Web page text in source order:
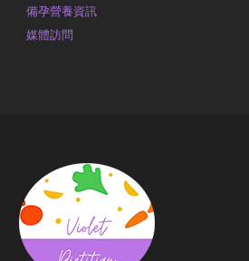
備孕營養資訊
媒體訪問